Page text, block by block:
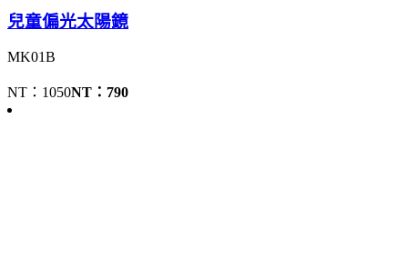
兒童偏光太陽鏡
MK01B
NT：1050NT：790